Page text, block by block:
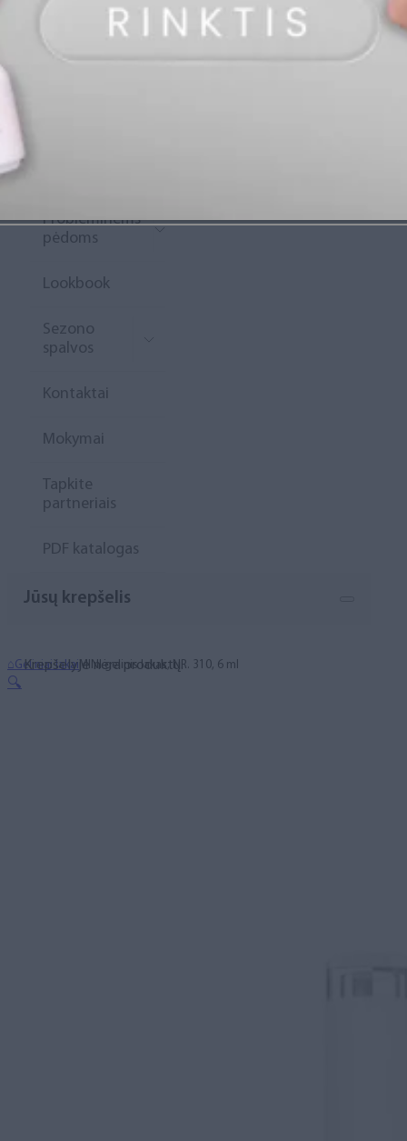
Rewards“
Probleminėms
pėdoms
Lookbook
Sezono
spalvos
Kontaktai
Mokymai
Tapkite
partneriais
PDF katalogas
Jūsų krepšelis
Krepšelyje nėra produktų.
⌂Geliniai lakai MINI gelinis lakas, NR. 310, 6 ml
🔍